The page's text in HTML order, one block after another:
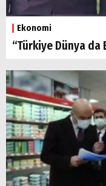
Ekonomi
“Türkiye Dünya da